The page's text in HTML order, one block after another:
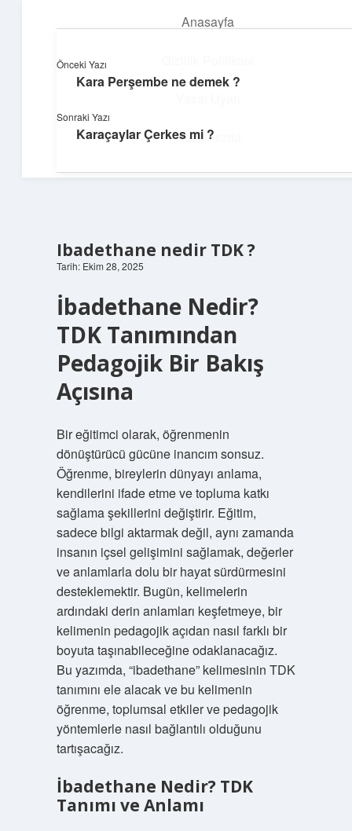
Anasayfa
Hakkımızda
Teknoloji ve Aşk
Dijital dünyada keyifli bir macera!
Ibadethane nedir TDK ?
Tarih: Ekim 28, 2025
İbadethane Nedir?
TDK Tanımından
Pedagojik Bir Bakış
Açısına
Bir eğitimci olarak, öğrenmenin
dönüştürücü gücüne inancım sonsuz.
Öğrenme, bireylerin dünyayı anlama,
kendilerini ifade etme ve topluma katkı
sağlama şekillerini değiştirir. Eğitim,
sadece bilgi aktarmak değil, aynı zamanda
insanın içsel gelişimini sağlamak, değerler
ve anlamlarla dolu bir hayat sürdürmesini
desteklemektir. Bugün, kelimelerin
ardındaki derin anlamları keşfetmeye, bir
kelimenin pedagojik açıdan nasıl farklı bir
boyuta taşınabileceğine odaklanacağız.
Bu yazımda, “ibadethane” kelimesinin TDK
tanımını ele alacak ve bu kelimenin
öğrenme, toplumsal etkiler ve pedagojik
yöntemlerle nasıl bağlantılı olduğunu
tartışacağız.
İbadethane Nedir? TDK
Tanımı ve Anlamı
Önceki Yazı
Kara Perşembe ne demek ?
Sonraki Yazı
Karaçaylar Çerkes mi ?